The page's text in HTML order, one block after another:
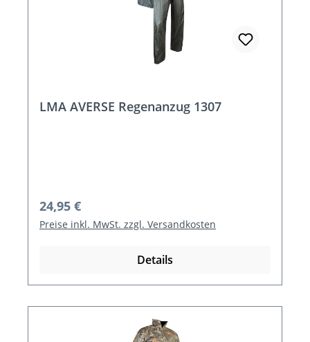
LMA AVERSE Regenanzug 1307
Regulärer Preis:
24,95 €
Preise inkl. MwSt. zzgl. Versandkosten
Details